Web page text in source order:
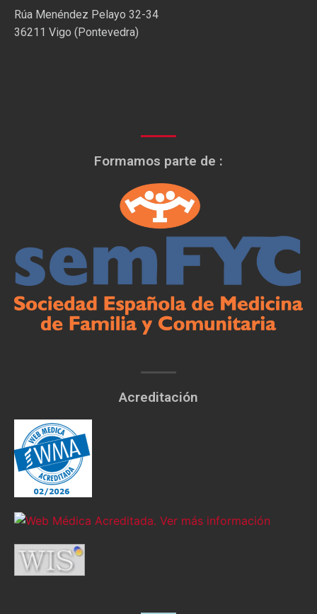
Rúa Menéndez Pelayo 32-34
36211 Vigo (Pontevedra)
Formamos parte de :
Acreditación